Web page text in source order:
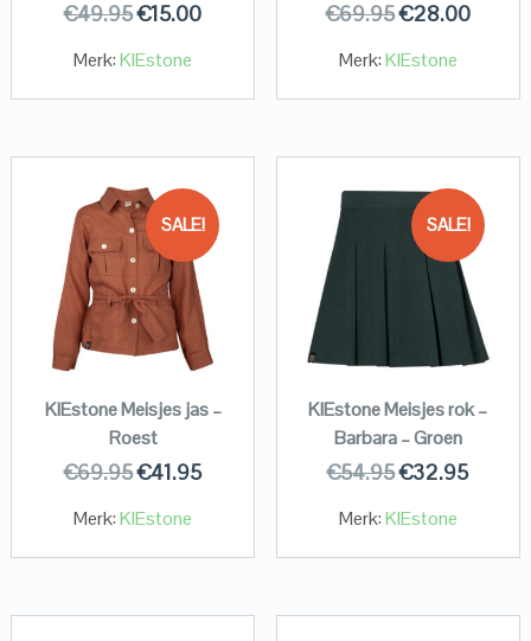
€49.95€15.00
Merk:KIEstone
€69.95€28.00
Merk:KIEstone
SALE!
KIEstone Meisjes jas –
Roest
€69.95€41.95
Merk:KIEstone
SALE!
KIEstone Meisjes rok –
Barbara – Groen
€54.95€32.95
Merk:KIEstone